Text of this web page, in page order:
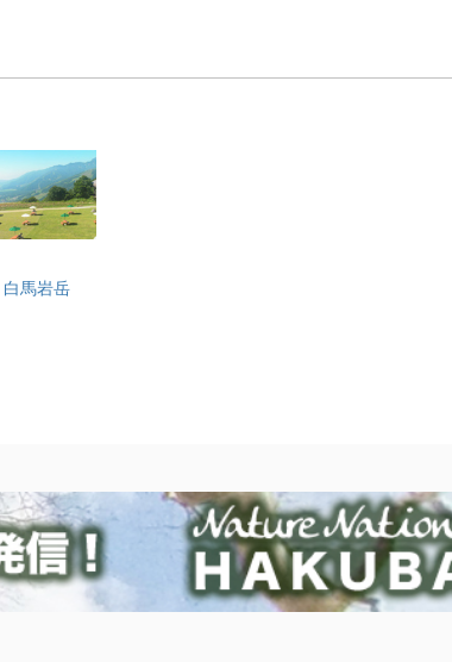
白馬岩岳